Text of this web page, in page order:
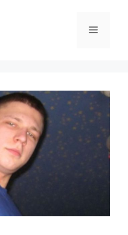
Menu